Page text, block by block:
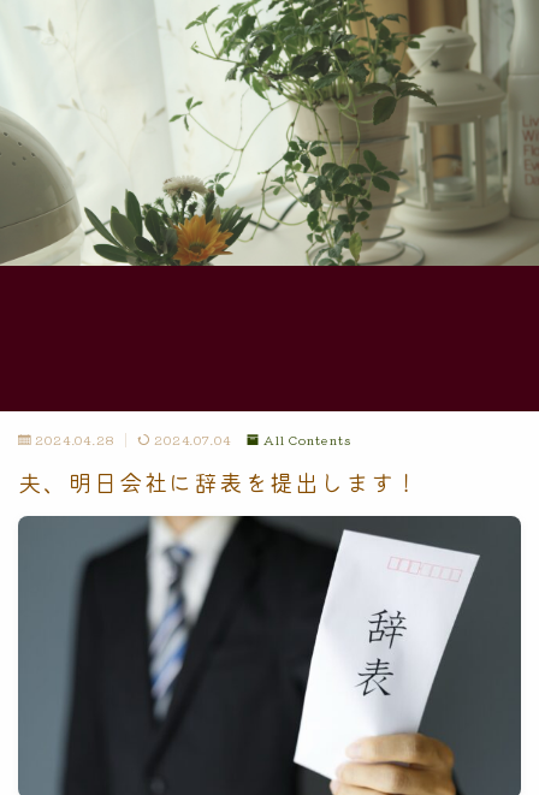
2024.04.28 2024.07.04 All Contents
夫、明日会社に辞表を提出します！